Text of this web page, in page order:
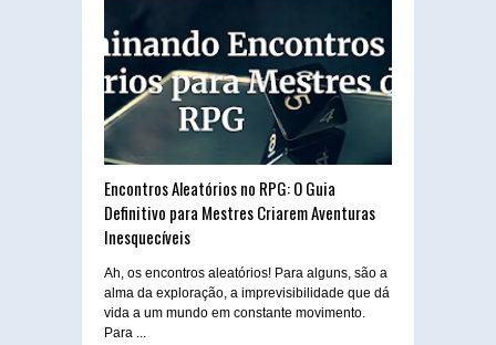
Encontros Aleatórios no RPG: O Guia
Definitivo para Mestres Criarem Aventuras
Inesquecíveis
Ah, os encontros aleatórios! Para alguns, são a
alma da exploração, a imprevisibilidade que dá
vida a um mundo em constante movimento.
Para ...